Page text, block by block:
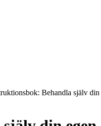
Behandla själv din